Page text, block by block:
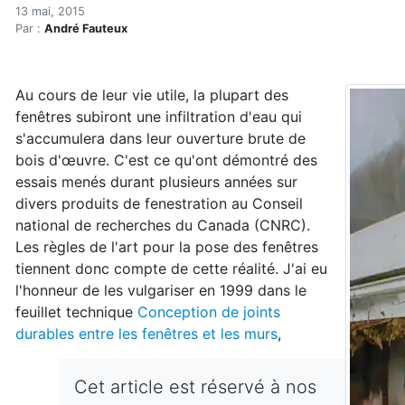
Accueil
Articles
L'ABC de la pose des fenêtres (réservé)
L'ABC de la pose des
13 mai, 2015
Par : André Fauteux
Au cours de leur vie utile, la plupart des
fenêtres subiront une infiltration d'eau qui
s'accumulera dans leur ouverture brute de
bois d'œuvre. C'est ce qu'ont démontré des
essais menés durant plusieurs années sur
divers produits de fenestration au Conseil
national de recherches du Canada (CNRC).
Les règles de l'art pour la pose des fenêtres
tiennent donc compte de cette réalité. J'ai eu
l'honneur de les vulgariser en 1999 dans le
feuillet technique Conception de joints
durables entre les fenêtres et les murs,
Cet article est réservé à nos